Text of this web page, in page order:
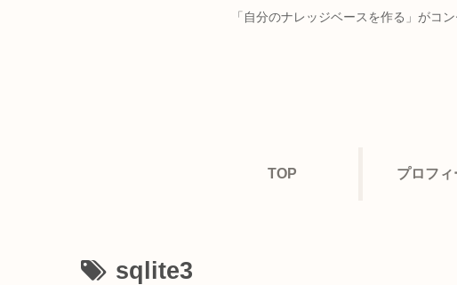
「自分のナレッジベースを作る」がコ
TOP プロフィ
sqlite3